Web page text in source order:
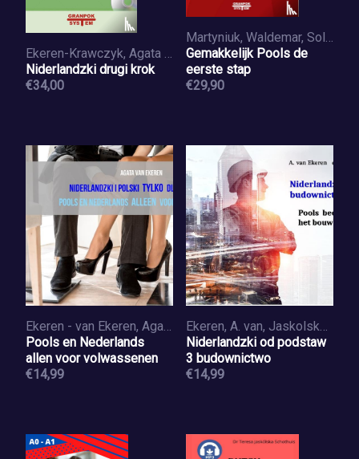
Ekeren-Krawczyk, Agata van
Niderlandzki drugi krok
€34,00
Martyniuk, Waldemar, Soltys, Izabela, Jaskólska, Teresa
Gemakkelijk Pools de
eerste stap
€29,90
Ekeren - van Ekeren, Agata van
Pools en Nederlands
allen voor volwassenen
€14,99
Ekeren, A. van, Jaskolska Schothuis, T.
Niderlandzki od podstaw
3 budownictwo
€14,99